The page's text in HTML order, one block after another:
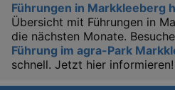
Führungen in Markkleeberg
Übersicht mit Führungen in
die nächsten Monate.
Führung im agra-Park
schnell. Jetzt hier informieren!